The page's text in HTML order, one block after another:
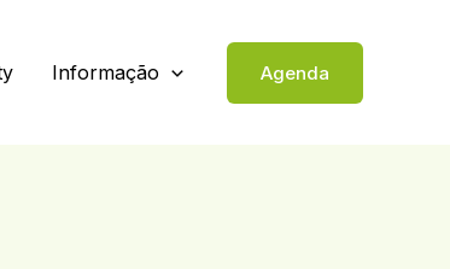
Informação Agenda